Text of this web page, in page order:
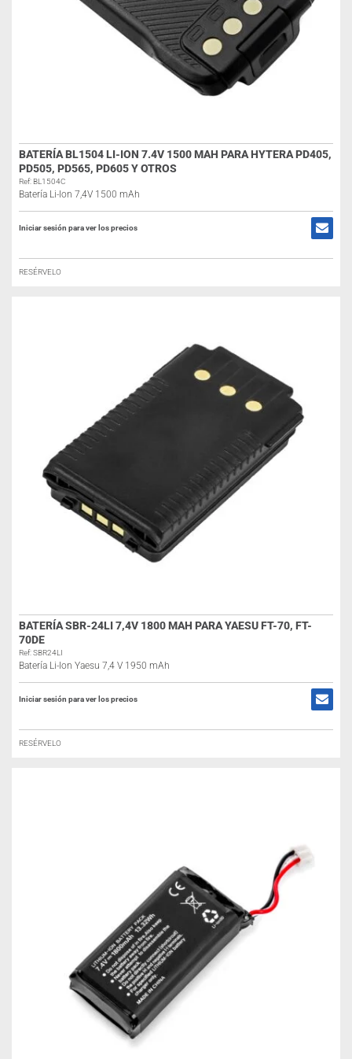
BATERÍA BL1504 LI-ION 7.4V 1500 MAH PARA HYTERA PD405,
PD505, PD565, PD605 Y OTROS
Ref: BL1504C
Batería Li-Ion 7,4V 1500 mAh
Iniciar sesión para ver los precios
RESÉRVELO
BATERÍA SBR-24LI 7,4V 1800 MAH PARA YAESU FT-70, FT-
70DE
Ref: SBR24LI
Batería Li-Ion Yaesu 7,4 V 1950 mAh
Iniciar sesión para ver los precios
RESÉRVELO